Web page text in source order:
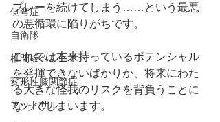
側弯症
自衛隊
椎間板ヘルニア
変形性膝関節症
フットサル
プレーを続けてしまう……という最悪
の悪循環に陥りがちです。
これでは本来持っているポテンシャル
を発揮できないばかりか、将来にわた
る大きな怪我のリスクを背負うことに
なってしまいます。